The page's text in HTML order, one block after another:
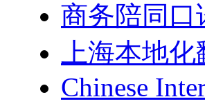
商务陪同口
上海本地
Chinese